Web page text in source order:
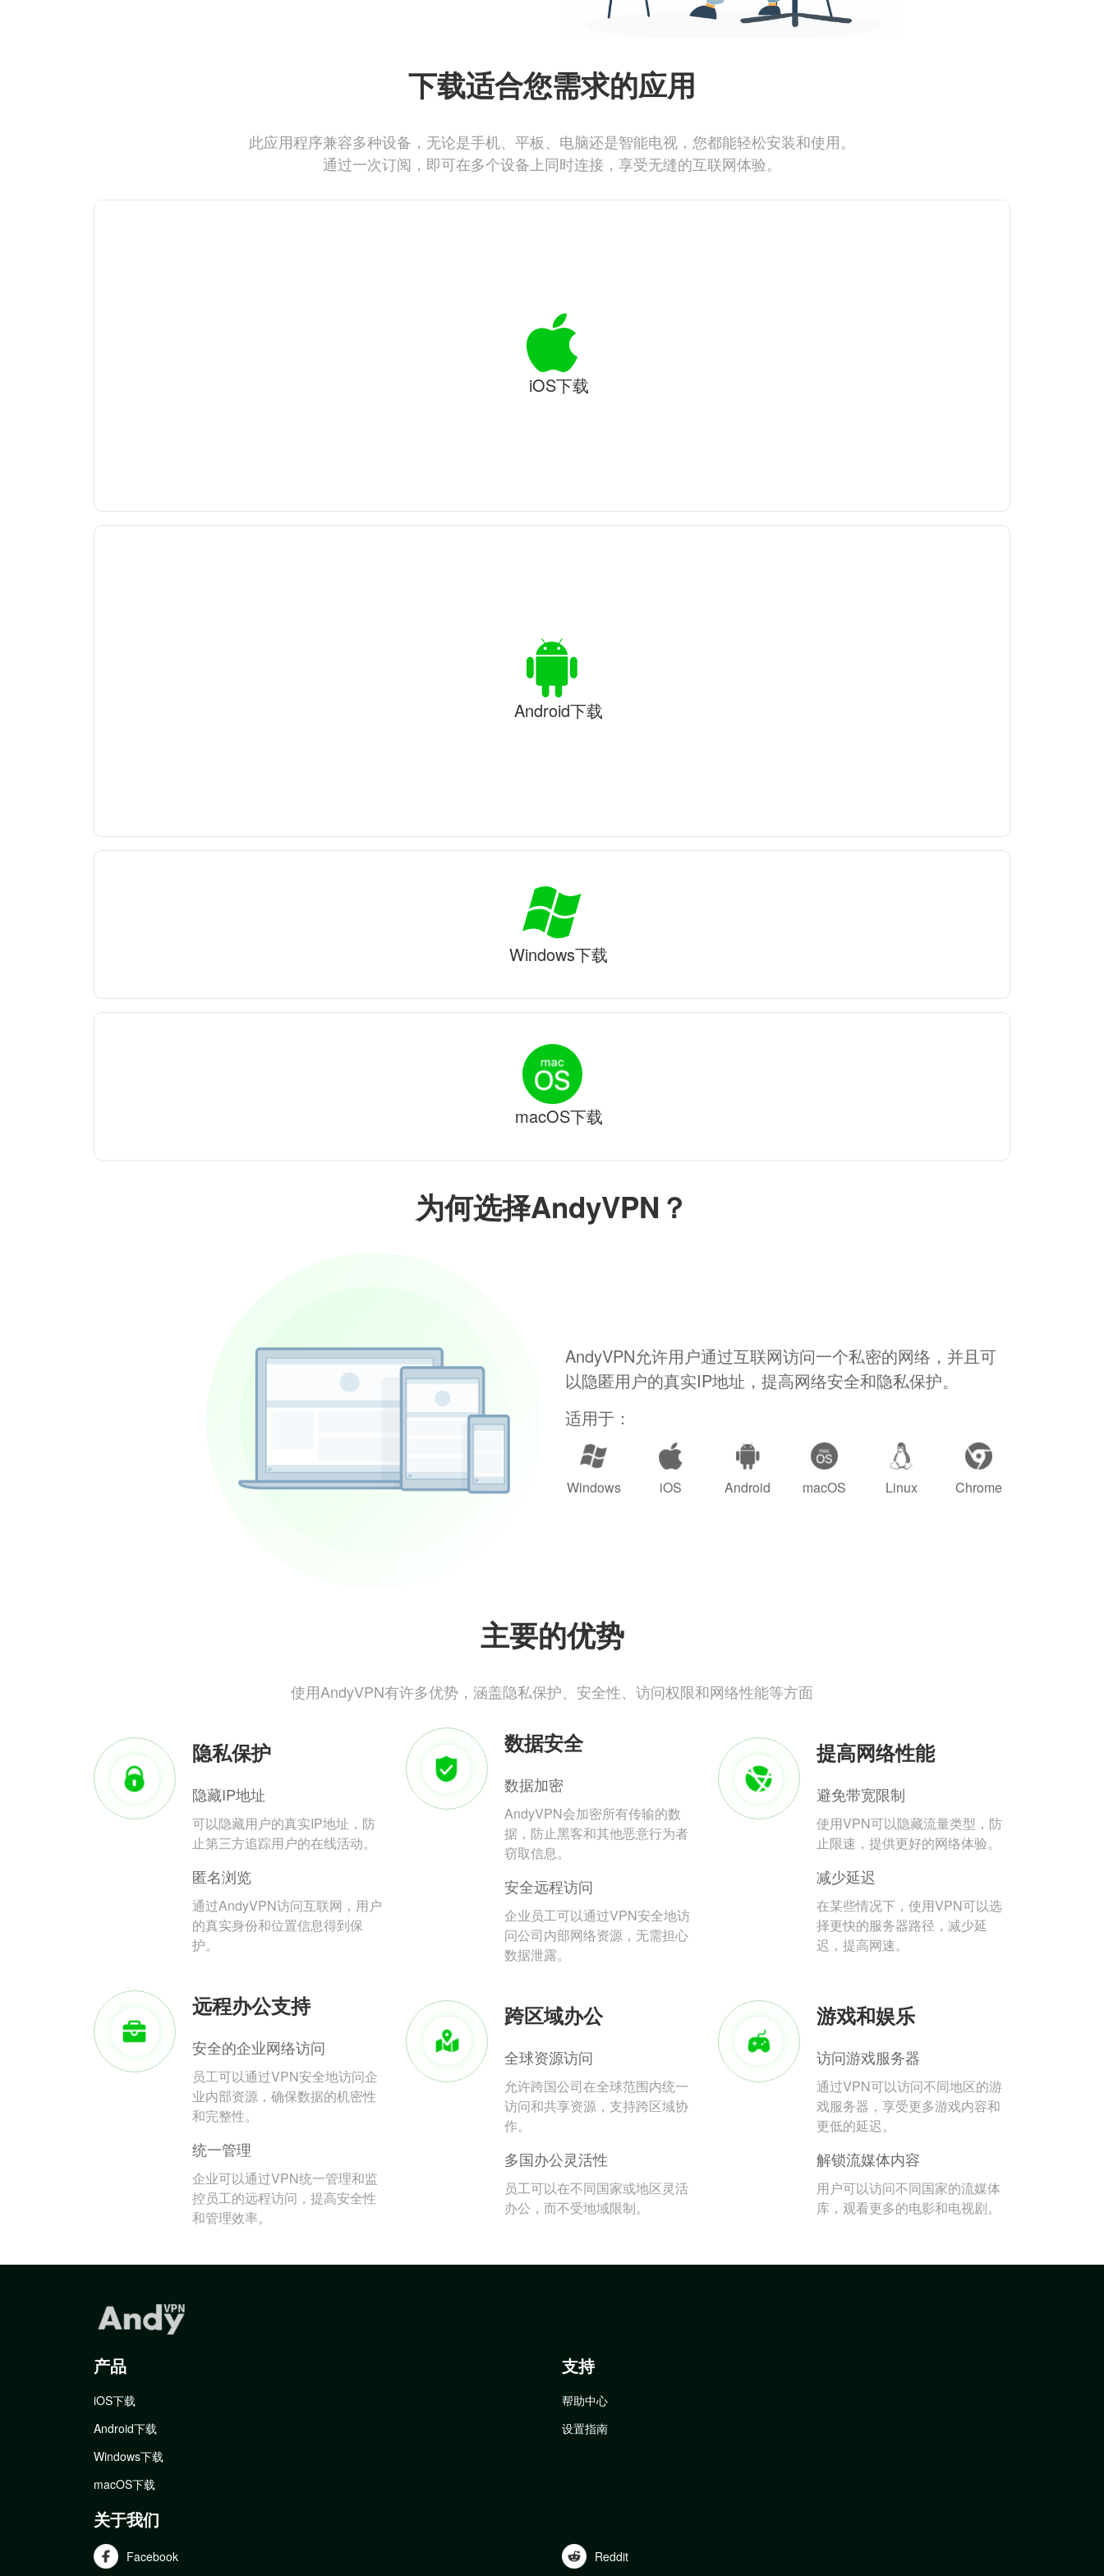
为何选择AndyVPN？
AndyVPN允许用户通过互联网访问一个私密的网络，并且可
以隐匿用户的真实IP地址，提高网络安全和隐私保护。
适用于：
Windows iOS Android macOS Linux Chrome
主要的优势
使用AndyVPN有许多优势，涵盖隐私保护、安全性、访问权限和网络性能等方面
隐私保护
隐藏IP地址
可以隐藏用户的真实IP地址，防
止第三方追踪用户的在线活动。
匿名浏览
通过AndyVPN访问互联网，用户
的真实身份和位置信息得到保
护。
数据安全
数据加密
AndyVPN会加密所有传输的数
据，防止黑客和其他恶意行为者
窃取信息。
安全远程访问
企业员工可以通过VPN安全地访
问公司内部网络资源，无需担心
数据泄露。
提高网络性能
避免带宽限制
使用VPN可以隐藏流量类型，防
止限速，提供更好的网络体验。
减少延迟
在某些情况下，使用VPN可以选
择更快的服务器路径，减少延
迟，提高网速。
远程办公支持
安全的企业网络访问
员工可以通过VPN安全地访问企
业内部资源，确保数据的机密性
和完整性。
统一管理
企业可以通过VPN统一管理和监
控员工的远程访问，提高安全性
和管理效率。
跨区域办公
全球资源访问
允许跨国公司在全球范围内统一
访问和共享资源，支持跨区域协
作。
多国办公灵活性
员工可以在不同国家或地区灵活
办公，而不受地域限制。
游戏和娱乐
访问游戏服务器
通过VPN可以访问不同地区的游
戏服务器，享受更多游戏内容和
更低的延迟。
解锁流媒体内容
用户可以访问不同国家的流媒体
库，观看更多的电影和电视剧。
下载适合您需求的应用
此应用程序兼容多种设备，无论是手机、平板、电脑还是智能电视，您都能轻松安装和使用。
通过一次订阅，即可在多个设备上同时连接，享受无缝的互联网体验。
iOS下载
Android下载
Windows下载
macOS下载
产品
iOS下载
Android下载
Windows下载
macOS下载
支持
帮助中心
设置指南
关于我们
Facebook Reddit